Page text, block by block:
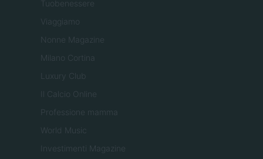
Tuobenessere
Viaggiamo
Nonne Magazine
Milano Cortina
Luxury Club
Il Calcio Online
Professione mamma
World Music
Investimenti Magazine